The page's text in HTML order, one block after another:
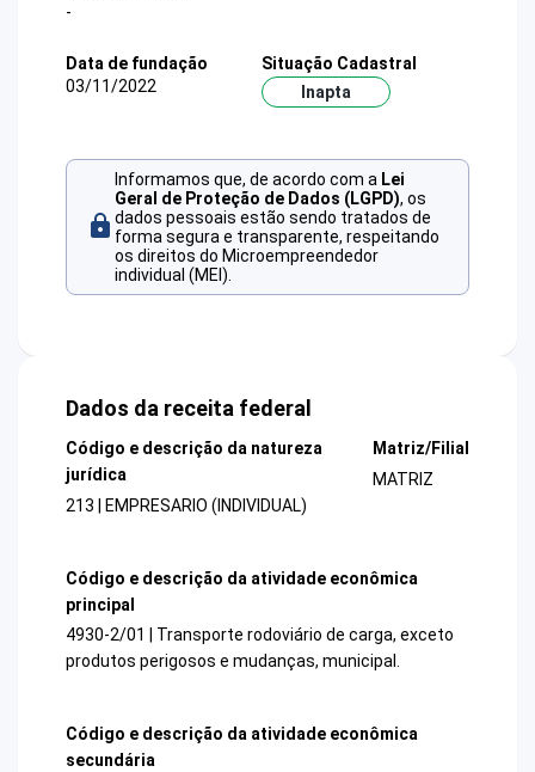
-
Data de fundação
03/11/2022
Situação Cadastral
Inapta
Informamos que, de acordo com a Lei
Geral de Proteção de Dados (LGPD), os
dados pessoais estão sendo tratados de
forma segura e transparente, respeitando
os direitos do Microempreendedor
individual (MEI).
Dados da receita federal
Código e descrição da natureza
jurídica
213 | EMPRESARIO (INDIVIDUAL)
Matriz/Filial
MATRIZ
Código e descrição da atividade econômica
principal
4930-2/01 | Transporte rodoviário de carga, exceto
produtos perigosos e mudanças, municipal.
Código e descrição da atividade econômica
secundária